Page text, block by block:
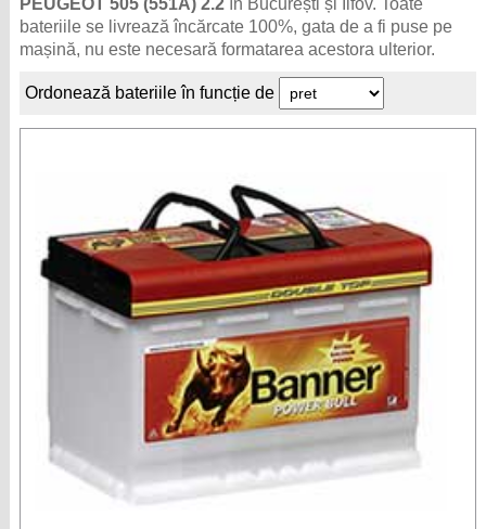
PEUGEOT 505 (551A) 2.2în București și Ilfov. Toate
bateriile se livrează încărcate 100%, gata de a fi puse pe
mașină, nu este necesară formatarea acestora ulterior.
Ordonează bateriile în funcție de